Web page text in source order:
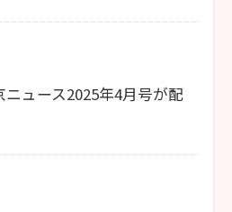
ュース2025年4月号が配